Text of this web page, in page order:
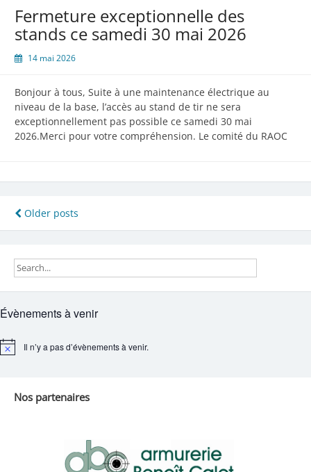
–
Le
13
2026
Fermeture exceptionnelle des
stands ce samedi 30 mai 2026
14 mai 2026
Bonjour à tous, Suite à une maintenance électrique au
niveau de la base, l’accès au stand de tir ne sera
exceptionnellement pas possible ce samedi 30 mai
2026.Merci pour votre compréhension. Le comité du RAOC
Navigation
des
articles
Older posts
Évènements à venir
Notice Il n’y a pas d’évènements à venir.
Nos partenaires